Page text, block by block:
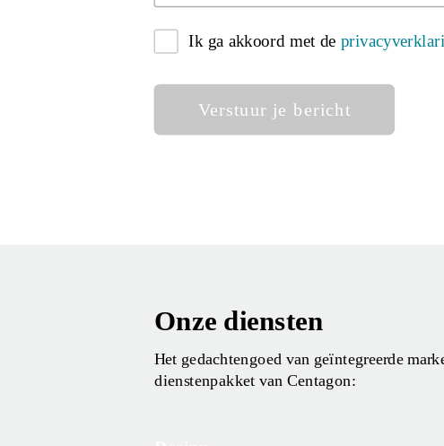
Ik ga akkoord met de
Verstuur je bericht
Onze diensten
Het gedachtengoed van geïntegreerde
dienstenpakket van Centagon: